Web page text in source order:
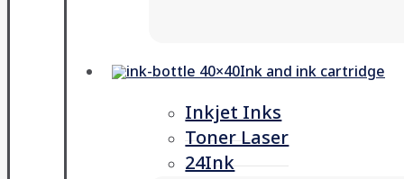
Ink and ink cartridge
Inkjet Inks
Toner Laser
24Ink